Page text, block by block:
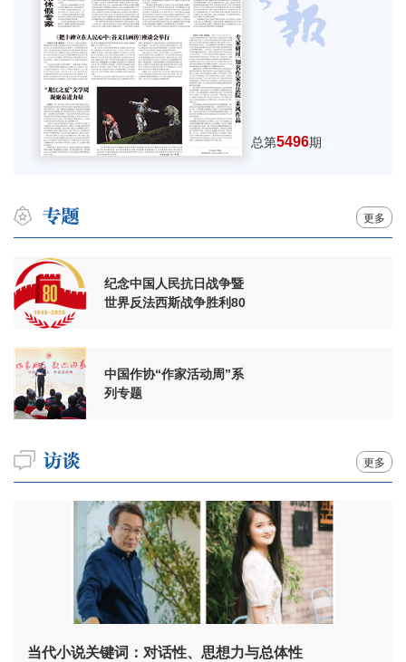
总第5496期
更多
纪念中国人民抗日战争暨
世界反法西斯战争胜利80
中国作协“作家活动周”系
列专题
更多
当代小说关键词：对话性、思想力与总体性